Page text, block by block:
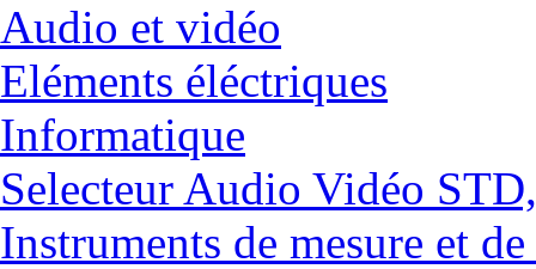
Audio et vidéo
Eléments éléctriques
Informatique
Selecteur Audio Vidéo
Instruments de mesure et